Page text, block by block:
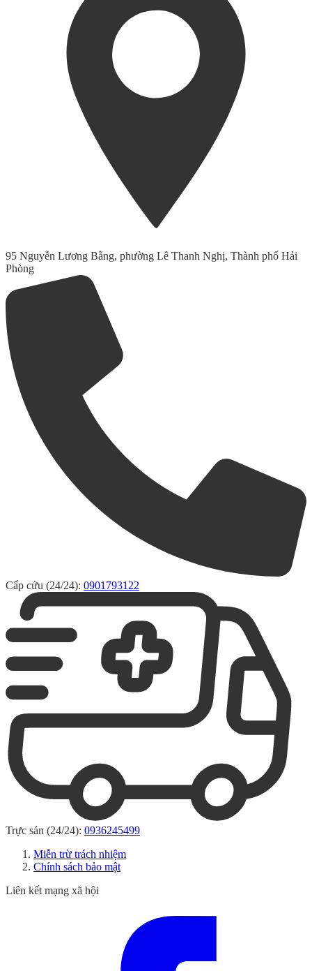
95 Nguyễn Lương Bằng, phường Lê Thanh Nghị, Thành phố Hải
Phòng
Cấp cứu (24/24): 0901793122
Trực sản (24/24): 0936245499
Miễn trừ trách nhiệm
Chính sách bảo mật
Liên kết mạng xã hội